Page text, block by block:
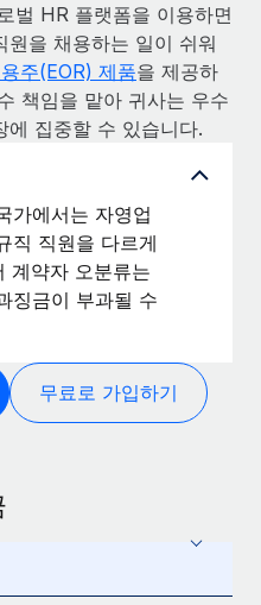
벌 HR 플랫폼을 이용하면
원을 채용하는 일이 쉬워
주(EOR) 제품을 제공하
책임을 맡아 귀사는 우수
에 집중할 수 있습니다.
가에서는 자영업
직 직원을 다르게
계약자 오분류는
징금이 부과될 수
무료로 가입하기